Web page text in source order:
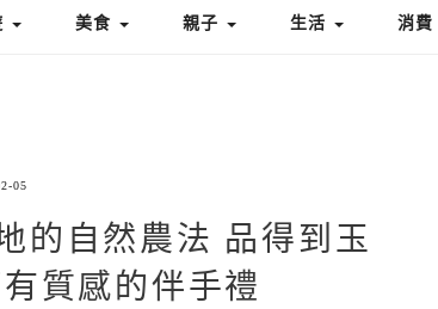
美食 親子 生活 消費
05
的自然農法 品得到玉
質感的伴手禮